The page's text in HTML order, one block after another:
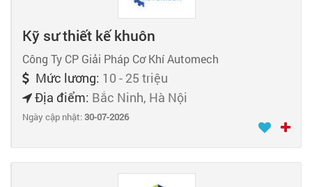
Kỹ sư thiết kế khuôn
Công Ty CP Giải Pháp Cơ Khí Automech
Mức lương: 10 - 25 triệu
Địa điểm: Bắc Ninh, Hà Nội
Ngày cập nhật:30-07-2026